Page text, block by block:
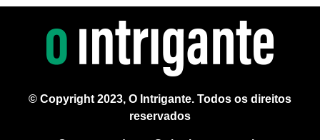
© Copyright 2023, O Intrigante. Todos os direitos
reservados